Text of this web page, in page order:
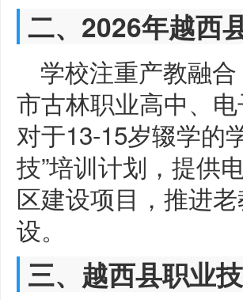
二、2026年越西
学校注重产教融
市古林职业高中、
对于13-15岁辍学的
技”培训计划，提供
区建设项目，推进
设。
三、越西县职业